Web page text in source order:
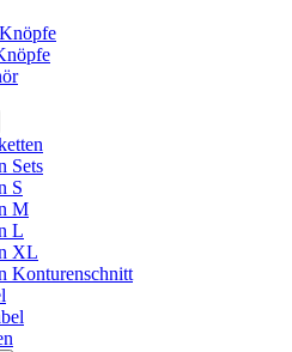
Sets
S
M
L
XL
Konturenschnitt